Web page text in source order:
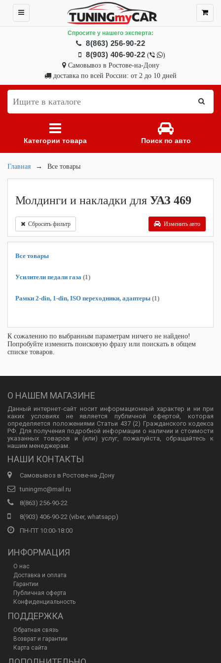
Спросите у нашего эксперта:
8(863) 256-90-22
8(903) 406-90-22 (
)
Самовывоз в Ростове-на-Дону
доставка по всей России: от 2 до 10 дней
Категории товара Поиск по авто
Главная → Все товары
Молдинги и накладки для УАЗ 469
Сбросить фильтр Изменить авто
Все товары
Усилители педали газа (1)
Рамки 2-din, 1-din, ISO переходники, адаптеры (1)
К сожалению по выбранным параметрам ничего не найдено!
Попробуйте изменить поисковую фразу или поискать в общем
списке товаров.
О НАШЕМ МАГАЗИНЕ
Данный интернет-сайт носит информационный характер и ни при
каких условиях не является публичной офертой, которая
определяется положениями Статьи 437 (2) Гражданского кодекса
РФ. Для получения подробной информации о наличии и стоимости
указанных товаров и (или) услуг, пожалуйста, обращайтесь к
нашим менеджерам.
НАШИ КОНТАКТЫ
Самовывоз в Ростове-на-Дону
tuningmc@mail.ru
8(863) 256-90-22
8(903) 406-90-22 (viber, whatsapp)
ПН-ПТ 10:00-18:00
ИНФОРМАЦИЯ
О нас
Доставка и оплата
Гарантии
Публичная оферта
Конфиденциальность
ПОДДЕРЖКА
Обратная связь
Возврат и гарантии
Карта сайта